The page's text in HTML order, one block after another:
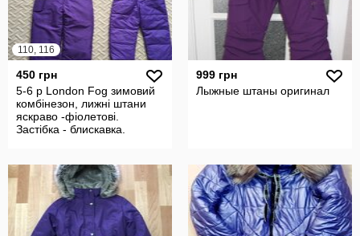
110, 116
450 грн
5-6 р London Fog зимовий
комбінезон, лижні штани
яскраво -фіолетові.
Застібка - блискавка.
999 грн
Лыжные штаны оригинал